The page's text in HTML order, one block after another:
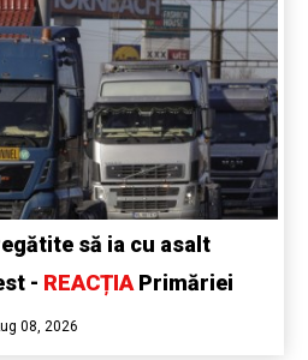
să ia cu asalt
- REACȚIAPrimăriei
08, 2026